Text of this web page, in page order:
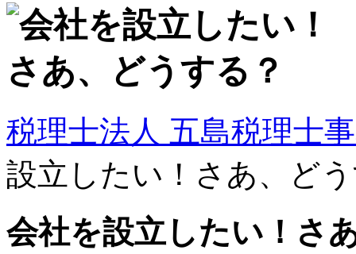
税理士法人 五島税理士
設立したい！さあ、ど
会社を設立したい！さ